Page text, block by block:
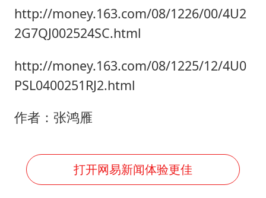
http://money.163.com/08/1226/00/4U2
2G7QJ002524SC.html
http://money.163.com/08/1225/12/4U0
PSL0400251RJ2.html
作者：张鸿雁
打开网易新闻体验更佳